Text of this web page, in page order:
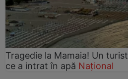
Tragedie la Mamaia! Un
ce a intrat în apă Național